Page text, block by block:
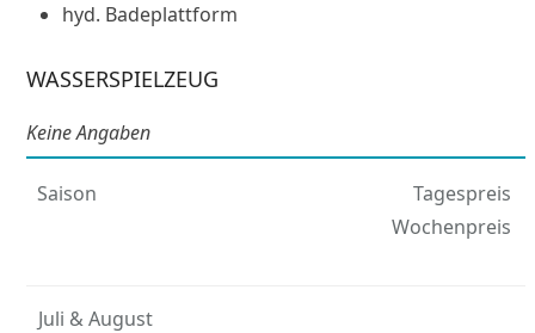
hyd. Badeplattform
WASSERSPIELZEUG
Keine Angaben
Saison
Tagespreis
Wochenpreis
Juli & August